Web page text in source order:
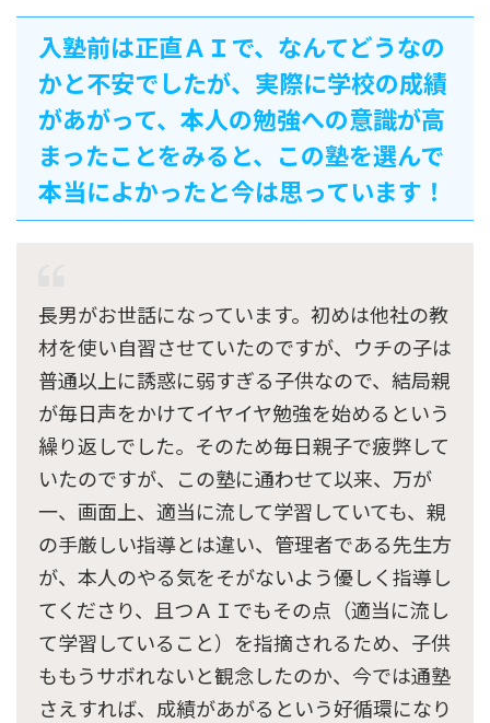
入塾前は正直ＡＩで、なんてどうなの
かと不安でしたが、実際に学校の成績
があがって、本人の勉強への意識が高
まったことをみると、この塾を選んで
本当によかったと今は思っています！
長男がお世話になっています。初めは他社の教
材を使い自習させていたのですが、ウチの子は
普通以上に誘惑に弱すぎる子供なので、結局親
が毎日声をかけてイヤイヤ勉強を始めるという
繰り返しでした。そのため毎日親子で疲弊して
いたのですが、この塾に通わせて以来、万が
一、画面上、適当に流して学習していても、親
の手厳しい指導とは違い、管理者である先生方
が、本人のやる気をそがないよう優しく指導し
てくださり、且つＡＩでもその点（適当に流し
て学習していること）を指摘されるため、子供
ももうサボれないと観念したのか、今では通塾
さえすれば、成績があがるという好循環になり